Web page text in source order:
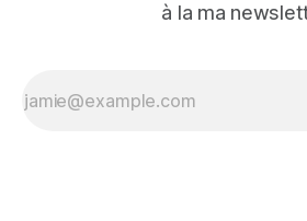
à la ma